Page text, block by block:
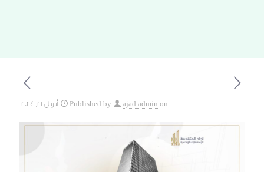
Published by ajad admin on أبريل 21, 2024